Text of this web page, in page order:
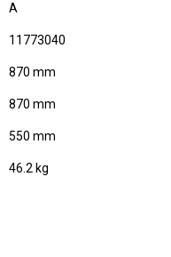
A
11773040
870 mm
870 mm
550 mm
46.2 kg